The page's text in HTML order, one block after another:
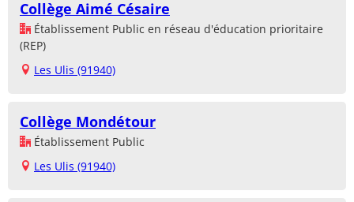
Collège Aimé Césaire
Établissement Public en réseau d'éducation prioritaire
(REP)
Les Ulis (91940)
Collège Mondétour
Établissement Public
Les Ulis (91940)